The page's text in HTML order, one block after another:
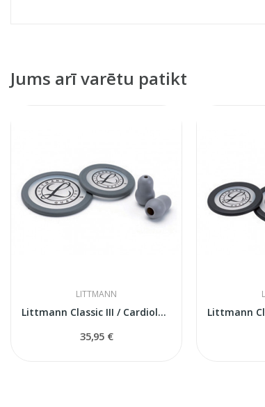
Jums arī varētu patikt
LITTMANN
Littmann Classic III / Cardiology IV rezerves...
35,95 €